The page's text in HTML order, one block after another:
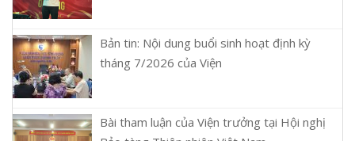
Bản tin: Nội dung buổi sinh hoạt định kỳ
tháng 7/2026 của Viện
Bài tham luận của Viện trưởng tại Hội nghị